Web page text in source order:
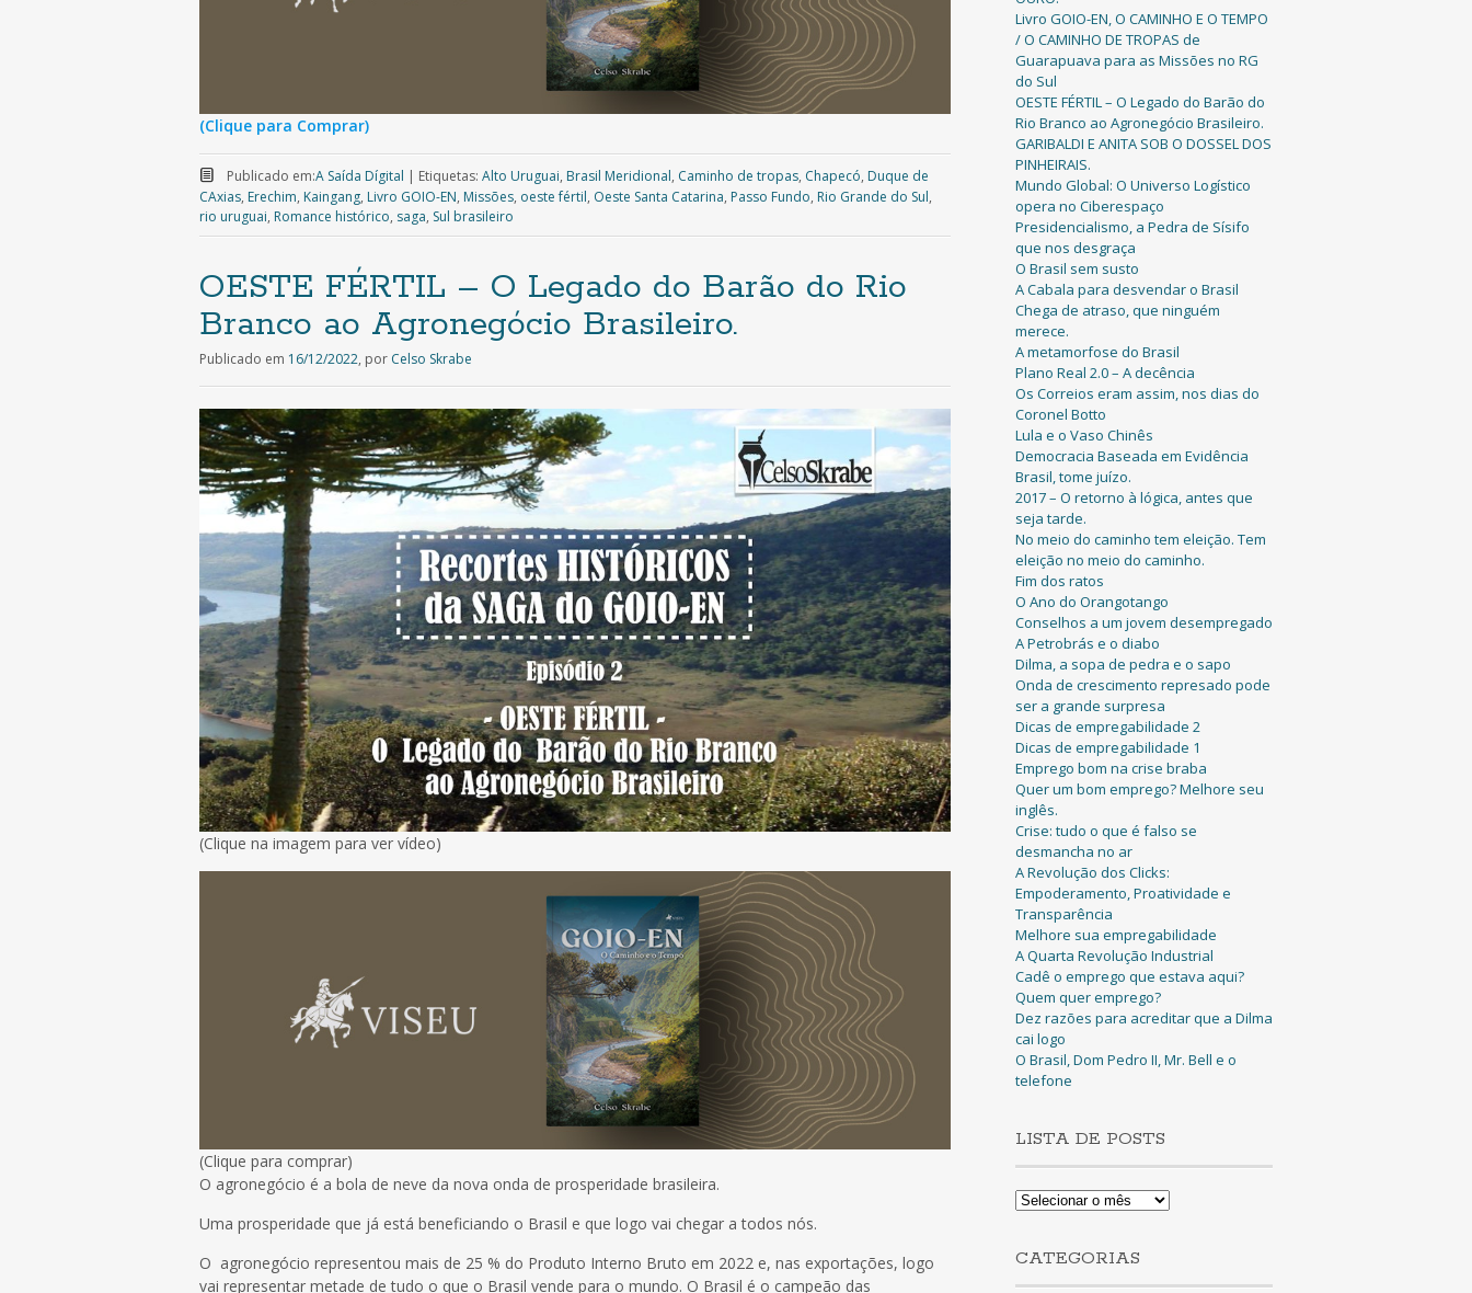
(Clique para Comprar)
Publicado em:A Saída Dígital | Etiquetas: Alto Uruguai, Brasil Meridional, Caminho de tropas, Chapecó, Duque de
CAxias, Erechim, Kaingang, Livro GOIO-EN, Missões, oeste fértil, Oeste Santa Catarina, Passo Fundo, Rio Grande do Sul,
rio uruguai, Romance histórico, saga, Sul brasileiro
OESTE FÉRTIL – O Legado do Barão do Rio
Branco ao Agronegócio Brasileiro.
Publicado em 16/12/2022, por Celso Skrabe
(Clique na imagem para ver vídeo)
(Clique para comprar)
O agronegócio é a bola de neve da nova onda de prosperidade brasileira.
Uma prosperidade que já está beneficiando o Brasil e que logo vai chegar a todos nós.
O agronegócio representou mais de 25 % do Produto Interno Bruto em 2022 e, nas exportações, logo
vai representar metade de tudo o que o Brasil vende para o mundo. O Brasil é o campeão das
Livro GOIO-EN, O CAMINHO E O TEMPO
/ O CAMINHO DE TROPAS de
Guarapuava para as Missões no RG
do Sul
OESTE FÉRTIL – O Legado do Barão do
Rio Branco ao Agronegócio Brasileiro.
GARIBALDI E ANITA SOB O DOSSEL DOS
PINHEIRAIS.
Mundo Global: O Universo Logístico
opera no Ciberespaço
Presidencialismo, a Pedra de Sísifo
que nos desgraça
O Brasil sem susto
A Cabala para desvendar o Brasil
Chega de atraso, que ninguém
merece.
A metamorfose do Brasil
Plano Real 2.0 – A decência
Os Correios eram assim, nos dias do
Coronel Botto
Lula e o Vaso Chinês
Democracia Baseada em Evidência
Brasil, tome juízo.
2017 – O retorno à lógica, antes que
seja tarde.
No meio do caminho tem eleição. Tem
eleição no meio do caminho.
Fim dos ratos
O Ano do Orangotango
Conselhos a um jovem desempregado
A Petrobrás e o diabo
Dilma, a sopa de pedra e o sapo
Onda de crescimento represado pode
ser a grande surpresa
Dicas de empregabilidade 2
Dicas de empregabilidade 1
Emprego bom na crise braba
Quer um bom emprego? Melhore seu
inglês.
Crise: tudo o que é falso se
desmancha no ar
A Revolução dos Clicks:
Empoderamento, Proatividade e
Transparência
Melhore sua empregabilidade
A Quarta Revolução Industrial
Cadê o emprego que estava aqui?
Quem quer emprego?
Dez razões para acreditar que a Dilma
cai logo
O Brasil, Dom Pedro II, Mr. Bell e o
telefone
LISTA DE POSTS
Lista
CATEGORIAS